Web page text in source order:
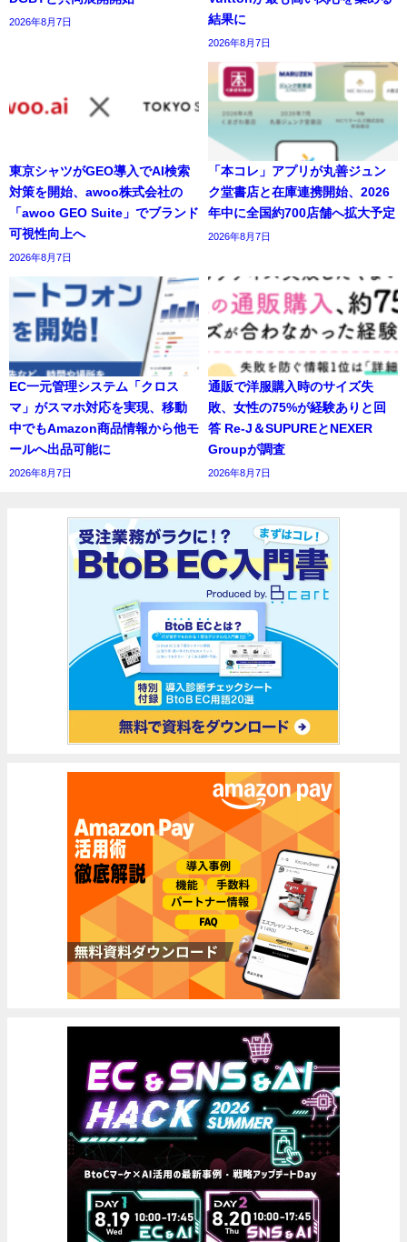
2026年8月7日
結果に
2026年8月7日
東京シャツがGEO導入でAI検索
対策を開始、awoo株式会社の
「awoo GEO Suite」でブランド
可視性向上へ
2026年8月7日
「本コレ」アプリが丸善ジュン
ク堂書店と在庫連携開始、2026
年中に全国約700店舗へ拡大予定
2026年8月7日
EC一元管理システム「クロス
マ」がスマホ対応を実現、移動
中でもAmazon商品情報から他モ
ールへ出品可能に
2026年8月7日
通販で洋服購入時のサイズ失
敗、女性の75%が経験ありと回
答 Re-J＆SUPUREとNEXER
Groupが調査
2026年8月7日